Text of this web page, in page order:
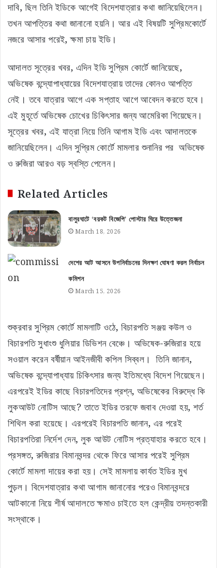
দাবি, ছিল তিনি ইডিকে আগেই বিদেশযাত্রার কথা জানিয়েছিলেন।
তখন আপত্তির কথা জানানো হয়নি। আর এই বিষয়টি সুপ্রিমকোর্টে
নজরে আসার পরেই, ক্ষমা চায় ইডি।
আদালত সূত্রের খবর, এদিন ইডি সুপ্রিম কোর্টে জানিয়েছে,
অভিষেক বন্দ্যোপাধ্যায়ের বিদেশযাত্রায় তাদের কোনও আপত্তি
নেই। তবে যাত্রার আগে এক সপ্তাহ আগে আবেদন করতে হবে।
এই মুহূর্তে অভিষেক চোখের চিকিৎসার জন্য আমেরিকা গিয়েছেন।
সূত্রের খবর, এই যাত্রা নিয়ে তিনি আগাম ইডি এবং আদালতকে
জানিয়েছিলেন। এদিন সুপ্রিম কোর্টে মামলার শুনানির পর অভিষেক
ও রুজিরা আরও বড় স্বস্তি পেলেন।
Related Articles
বালুরঘাটে ‘বয়কট বিজেপি’ পোস্টার ঘিরে উত্তেজনা
March 18, 2026
দেশের আট আসনে উপনির্বাচনের দিনক্ষণ ঘোষণা করল নির্বাচন
কমিশন
March 15, 2026
শুক্রবার সুপ্রিম কোর্টে মামলাটি ওঠে, বিচারপতি সঞ্জয় কউল ও
বিচারপতি সুধাংশু ধুলিয়ার ডিভিশন বেঞ্চে। অভিষেক-রুজিরার হয়ে
সওয়াল করেন বর্ষীয়ান আইনজীবী কপিল সিব্বল। তিনি জানান,
অভিষেক বন্দ্যোপাধ্যায় চিকিৎসার জন্য ইতিমধ্যে বিদেশ গিয়েছেন।
এরপরেই ইডির কাছে বিচারপতিদের প্রশ্ন, অভিষেকের বিরুদ্ধে কি
লুকআউট নোটিস আছে? তাতে ইডির তরফে জবাব দেওয়া হয়, শর্ত
শিথিল করা হয়েছে। এরপরেই বিচারপতি জানান, এর পরেই
বিচারপতিরা নির্দেশ দেন, লুক আউট নোটিস প্রত্যাহার করতে হবে।
প্রসঙ্গত, রুজিরার বিমানবন্দর থেকে ফিরে আসার পরেই সুপ্রিম
কোর্টে মামলা দায়ের করা হয়। সেই মামলায় কার্যত ইডির মুখ
পুড়ল। বিদেশযাত্রার কথা আগাম জানানোর পরেও বিমানবন্দরে
আটকানো নিয়ে শীর্ষ আদালতে ক্ষমাও চাইতে হল কেন্দ্রীয় তদন্তকারী
সংস্থাকে।